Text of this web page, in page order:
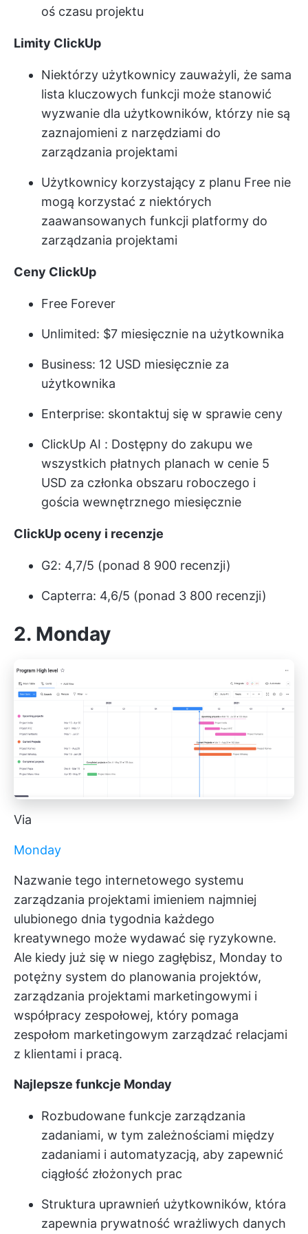
oś czasu projektu
Limity ClickUp
Niektórzy użytkownicy zauważyli, że sama
lista kluczowych funkcji może stanowić
wyzwanie dla użytkowników, którzy nie są
zaznajomieni z narzędziami do
zarządzania projektami
Użytkownicy korzystający z planu Free nie
mogą korzystać z niektórych
zaawansowanych funkcji platformy do
zarządzania projektami
Ceny ClickUp
Free Forever
Unlimited: $7 miesięcznie na użytkownika
Business: 12 USD miesięcznie za
użytkownika
Enterprise: skontaktuj się w sprawie ceny
ClickUp AI : Dostępny do zakupu we
wszystkich płatnych planach w cenie 5
USD za członka obszaru roboczego i
gościa wewnętrznego miesięcznie
ClickUp oceny i recenzje
G2: 4,7/5 (ponad 8 900 recenzji)
Capterra: 4,6/5 (ponad 3 800 recenzji)
2. Monday
Via
Monday
Nazwanie tego internetowego systemu
zarządzania projektami imieniem najmniej
ulubionego dnia tygodnia każdego
kreatywnego może wydawać się ryzykowne.
Ale kiedy już się w niego zagłębisz, Monday to
potężny system do planowania projektów,
zarządzania projektami marketingowymi i
współpracy zespołowej, który pomaga
zespołom marketingowym zarządzać relacjami
z klientami i pracą.
Najlepsze funkcje Monday
Rozbudowane funkcje zarządzania
zadaniami, w tym zależnościami między
zadaniami i automatyzacją, aby zapewnić
ciągłość złożonych prac
Struktura uprawnień użytkowników, która
zapewnia prywatność wrażliwych danych